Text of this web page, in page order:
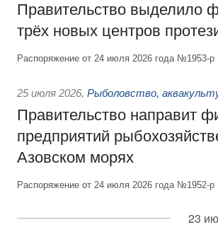
Правительство выделило
трёх новых центров
Распоряжение от 24 июля 2026 года №1953-р
25 июля 2026, Рыболовство,
Правительство направит
предприятий
Азовском морях
Распоряжение от 24 июля 2026 года №1952-р
23